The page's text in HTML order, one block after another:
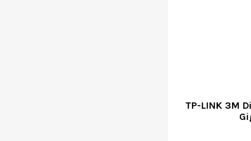
TP-LINK 3M